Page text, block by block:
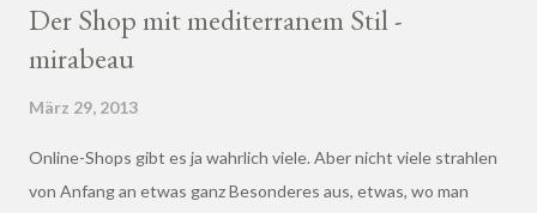
Der Shop mit mediterranem Stil -
mirabeau
März 29, 2013
Online-Shops gibt es ja wahrlich viele. Aber nicht viele strahlen
von Anfang an etwas ganz Besonderes aus, etwas, wo man